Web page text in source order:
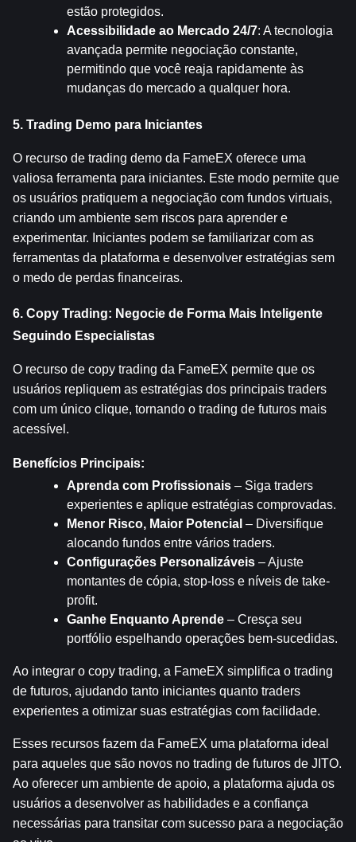
estão protegidos.
Acessibilidade ao Mercado 24/7: A tecnologia
avançada permite negociação constante,
permitindo que você reaja rapidamente às
mudanças do mercado a qualquer hora.
5. Trading Demo para Iniciantes
O recurso de trading demo da FameEX oferece uma
valiosa ferramenta para iniciantes. Este modo permite que
os usuários pratiquem a negociação com fundos virtuais,
criando um ambiente sem riscos para aprender e
experimentar. Iniciantes podem se familiarizar com as
ferramentas da plataforma e desenvolver estratégias sem
o medo de perdas financeiras.
6. Copy Trading: Negocie de Forma Mais Inteligente
Seguindo Especialistas
O recurso de copy trading da FameEX permite que os
usuários repliquem as estratégias dos principais traders
com um único clique, tornando o trading de futuros mais
acessível.
Benefícios Principais:
Aprenda com Profissionais – Siga traders
experientes e aplique estratégias comprovadas.
Menor Risco, Maior Potencial – Diversifique
alocando fundos entre vários traders.
Configurações Personalizáveis – Ajuste
montantes de cópia, stop-loss e níveis de take-
profit.
Ganhe Enquanto Aprende – Cresça seu
portfólio espelhando operações bem-sucedidas.
Ao integrar o copy trading, a FameEX simplifica o trading
de futuros, ajudando tanto iniciantes quanto traders
experientes a otimizar suas estratégias com facilidade.
Esses recursos fazem da FameEX uma plataforma ideal
para aqueles que são novos no trading de futuros de JITO.
Ao oferecer um ambiente de apoio, a plataforma ajuda os
usuários a desenvolver as habilidades e a confiança
necessárias para transitar com sucesso para a negociação